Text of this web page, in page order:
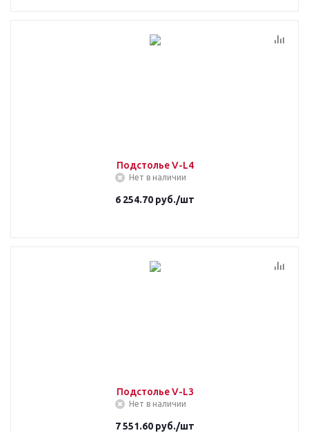
Подстолье V-L4
Нет в наличии
6 254.70 руб./шт
Подстолье V-L3
Нет в наличии
7 551.60 руб./шт